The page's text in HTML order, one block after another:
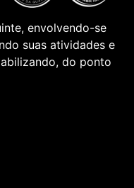
envolvendo-se
suas atividades e
do ponto